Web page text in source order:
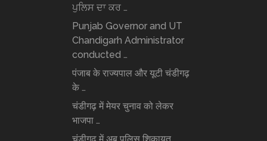
ਪੁਲਿਸ ਦਾ ਕਰ …
Punjab Governor and UT
Chandigarh Administrator
conducted …
पंजाब के राज्यपाल और यूटी चंडीगढ़
के …
चंडीगढ़ में मेयर चुनाव को लेकर
भाजपा …
चंडीगढ़ में अब पुलिस शिकायत